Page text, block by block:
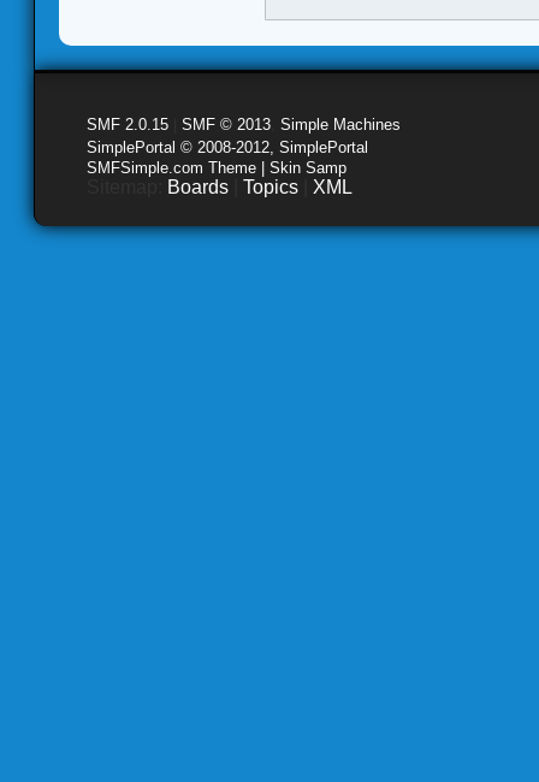
SMF 2.0.15 SMF © 2013 Simple Machines
SimplePortal © 2008-2012, SimplePortal
SMFSimple.com Theme | Skin Samp
Boards Topics XML